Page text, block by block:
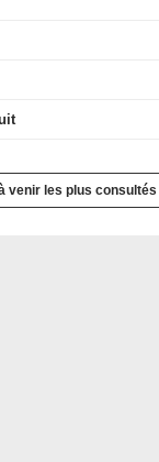
venir les plus consultés